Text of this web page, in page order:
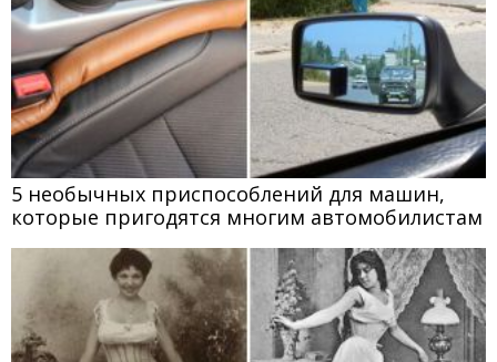
5 необычных приспособлений для машин,
которые пригодятся многим автомобилистам